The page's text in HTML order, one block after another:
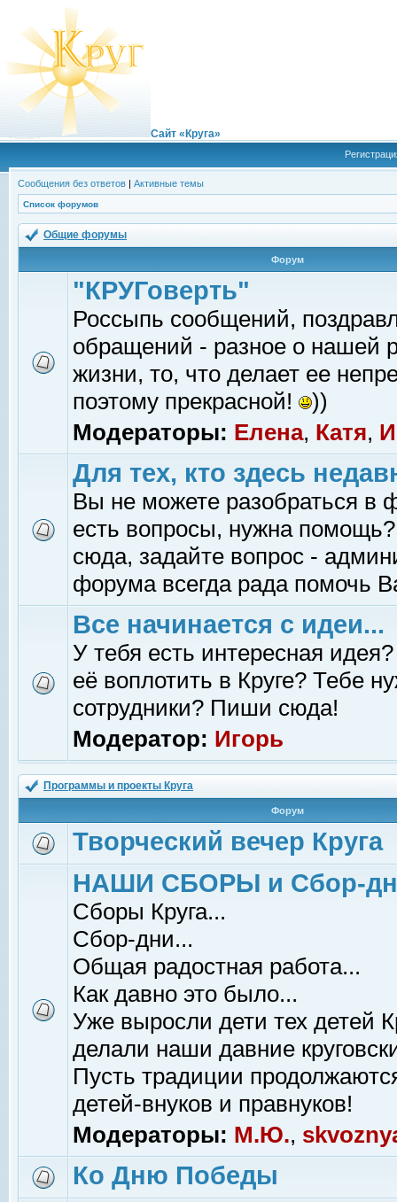
Сайт «Круга»
Сообщения без ответов | Активные темы
Список форумов
Общие форумы
Форум
"КРУГоверть"
Россыпь сообщений,
обращений - разное о нашей
жизни, то, что делает ее
поэтому прекрасной!
))
Модераторы: Елена, Катя,
Для тех, кто здесь
Вы не можете разобраться в
есть вопросы, нужна помощь?
сюда, задайте вопрос -
форума всегда рада помочь
Все начинается с идеи...
У тебя есть интересная
её воплотить в Круге? Тебе
сотрудники? Пиши сюда!
Модератор: Игорь
Программы и проекты Круга
Форум
Творческий вечер Круга
НАШИ СБОРЫ и Сбор-
Сборы Круга...
Сбор-дни...
Общая радостная работа...
Как давно это было...
Уже выросли дети тех детей
делали наши давние
Пусть традиции
детей-внуков и правнуков!
Модераторы: М.Ю.,
Ко Дню Победы